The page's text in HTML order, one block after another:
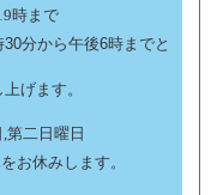
時まで
分から午後6時までと
げます。
二日曜日
お休みします。